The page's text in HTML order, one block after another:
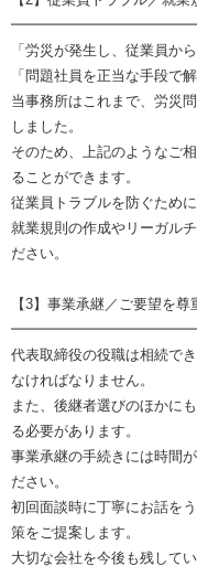
「労災が発生し、従業員か
「問題社員を正当な手段で
当事務所はこれまで、労災
しました。
そのため、上記のようなご
ることができます。
従業員トラブルを防ぐため
就業規則の作成やリーガル
ださい。
【3】事業承継／ご要望を
代表取締役の役職は相続で
なければなりません。
また、後継者選びのほかに
る必要があります。
事業承継の手続きには時間
ださい。
初回面談時に丁寧にお話を
策をご提案します。
大切な会社を今後も残して